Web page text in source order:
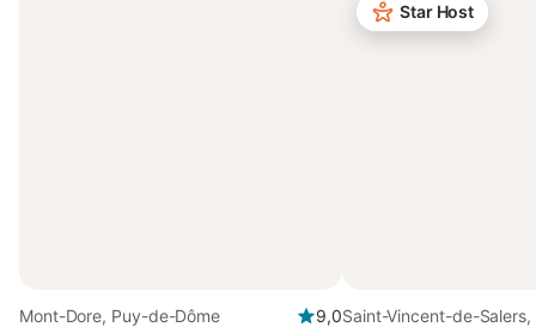
Mont-Dore, Puy-de-Dôme
9,0
Star Host
Saint-Vincent-de-Salers,